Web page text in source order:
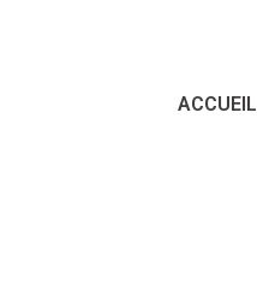
ACCUEIL